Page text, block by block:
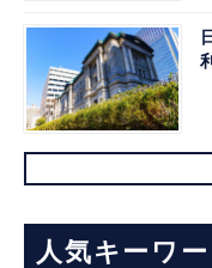
人気キーワー